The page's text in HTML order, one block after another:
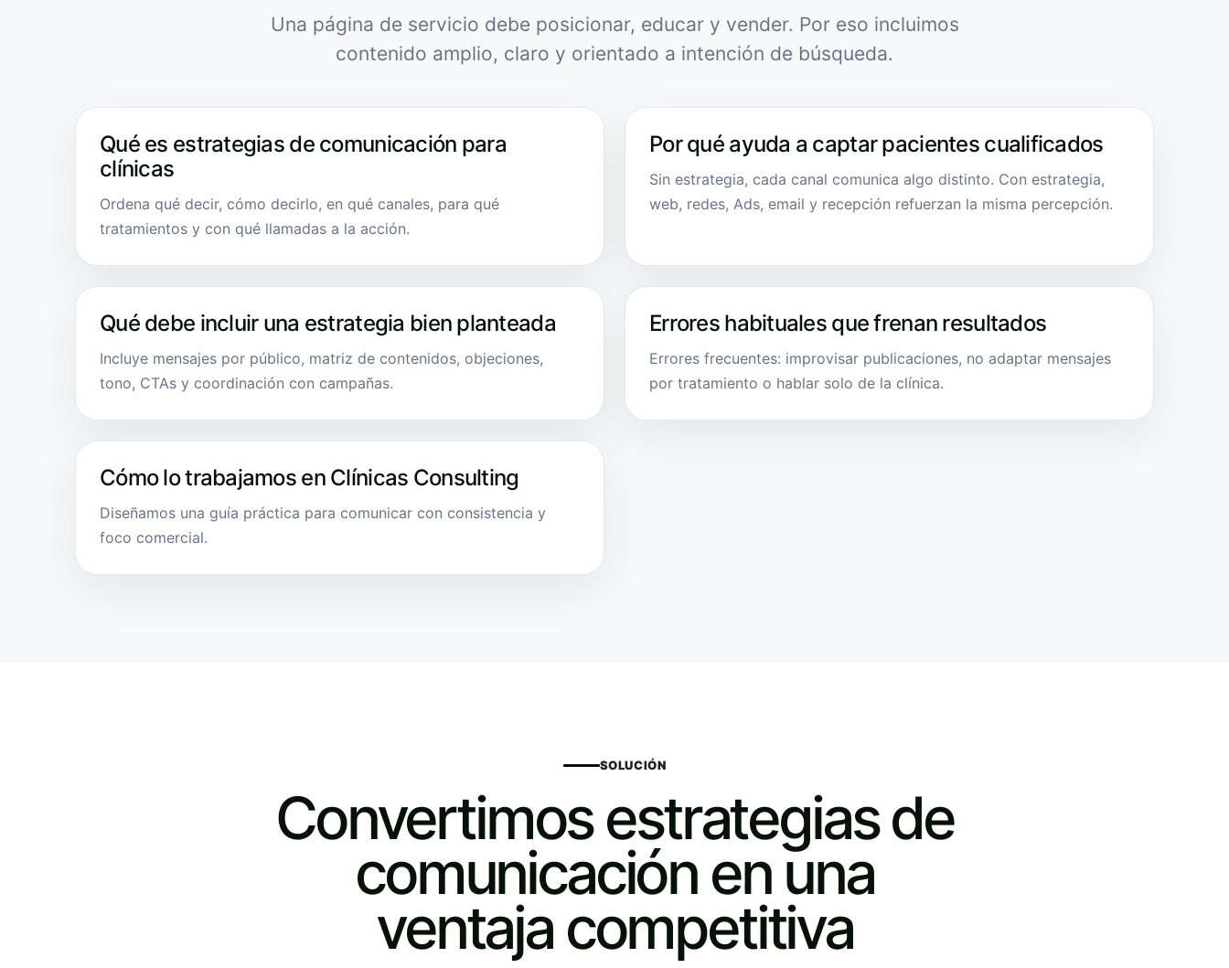
Una página de servicio debe posicionar, educar y vender. Por eso incluimos
contenido amplio, claro y orientado a intención de búsqueda.
Qué es estrategias de comunicación para
clínicas
Ordena qué decir, cómo decirlo, en qué canales, para qué
tratamientos y con qué llamadas a la acción.
Por qué ayuda a captar pacientes cualificados
Sin estrategia, cada canal comunica algo distinto. Con estrategia,
web, redes, Ads, email y recepción refuerzan la misma percepción.
Qué debe incluir una estrategia bien planteada
Incluye mensajes por público, matriz de contenidos, objeciones,
tono, CTAs y coordinación con campañas.
Errores habituales que frenan resultados
Errores frecuentes: improvisar publicaciones, no adaptar mensajes
por tratamiento o hablar solo de la clínica.
Cómo lo trabajamos en Clínicas Consulting
Diseñamos una guía práctica para comunicar con consistencia y
foco comercial.
SOLUCIÓN
Convertimos estrategias de
comunicación en una
ventaja competitiva